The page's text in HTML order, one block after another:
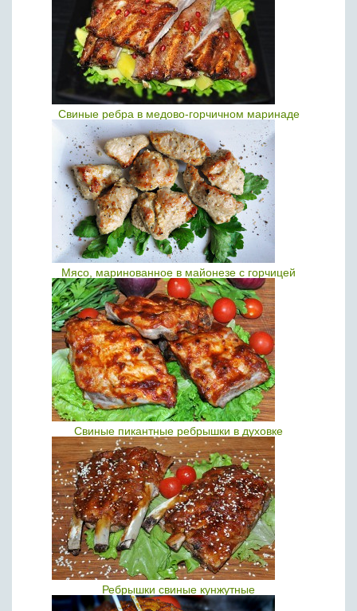
Свиные ребра в медово-горчичном маринаде
Мясо, маринованное в майонезе с горчицей
Свиные пикантные ребрышки в духовке
Ребрышки свиные кунжутные